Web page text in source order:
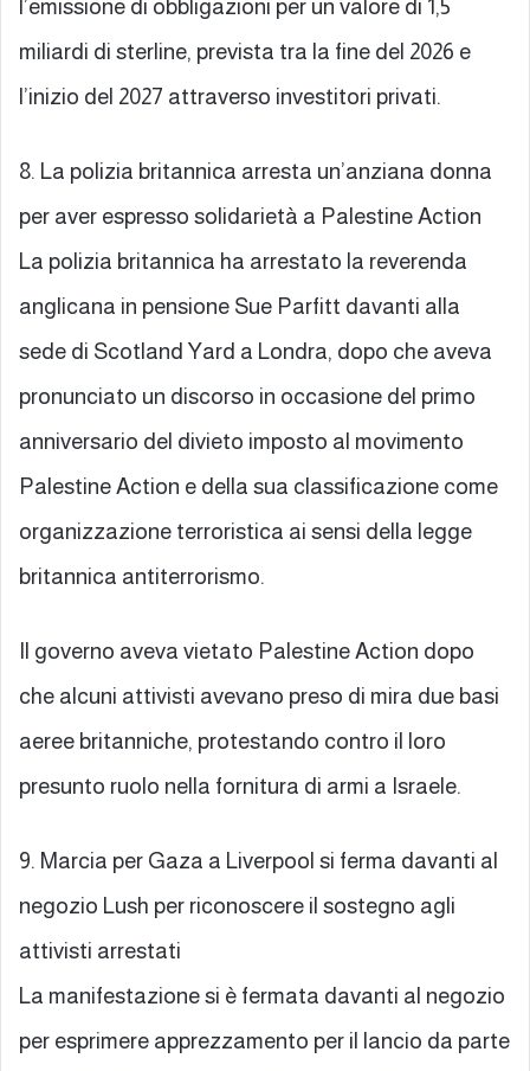
l’emissione di obbligazioni per un valore di 1,5
miliardi di sterline, prevista tra la fine del 2026 e
l’inizio del 2027 attraverso investitori privati.
8. La polizia britannica arresta un’anziana donna
per aver espresso solidarietà a Palestine Action
La polizia britannica ha arrestato la reverenda
anglicana in pensione Sue Parfitt davanti alla
sede di Scotland Yard a Londra, dopo che aveva
pronunciato un discorso in occasione del primo
anniversario del divieto imposto al movimento
Palestine Action e della sua classificazione come
organizzazione terroristica ai sensi della legge
britannica antiterrorismo.
Il governo aveva vietato Palestine Action dopo
che alcuni attivisti avevano preso di mira due basi
aeree britanniche, protestando contro il loro
presunto ruolo nella fornitura di armi a Israele.
9. Marcia per Gaza a Liverpool si ferma davanti al
negozio Lush per riconoscere il sostegno agli
attivisti arrestati
La manifestazione si è fermata davanti al negozio
per esprimere apprezzamento per il lancio da parte